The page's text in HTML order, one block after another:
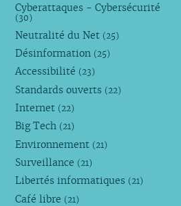
Cyberattaques - Cybersécurité
(30)
Neutralité du Net (25)
Désinformation (25)
Accessibilité (23)
Standards ouverts (22)
Internet (22)
Big Tech (21)
Environnement (21)
Surveillance (21)
Libertés informatiques (21)
Café libre (21)